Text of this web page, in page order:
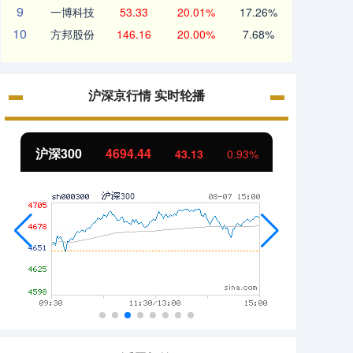
9 一博科技 53.33 20.01% 17.26%
10 方邦股份 146.16 20.00% 7.68%
沪深京行情 实时轮播
北证50 1134.24 11.37 1.01%